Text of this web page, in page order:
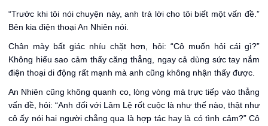
“Trước khi tôi nói chuyện này, anh trả lời cho tôi biết một vấn đề.”
Bên kia điện thoại An Nhiên nói.
Chân mày bất giác nhíu chặt hơn, hỏi: “Cô muốn hỏi cái gì?”
Không hiểu sao cảm thấy căng thẳng, ngay cả dùng sức tay nắm
điện thoại di động rất mạnh mà anh cũng không nhận thấy được.
An Nhiên cũng không quanh co, lòng vòng mà trực tiếp vào thẳng
vấn đề, hỏi: “Anh đối với Lâm Lệ rốt cuộc là như thế nào, thật như
cô ấy nói hai người chẳng qua là hợp tác hay là có tình cảm?” Cô